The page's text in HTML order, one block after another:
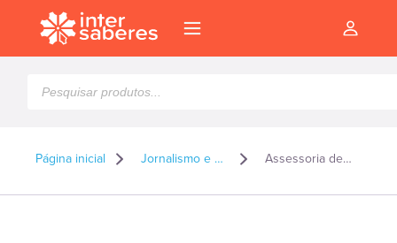
produtos
Página inicial Jornalismo e Publicidade e Propaganda Assessoria de imprensa e mídias sociais para partidos políticos